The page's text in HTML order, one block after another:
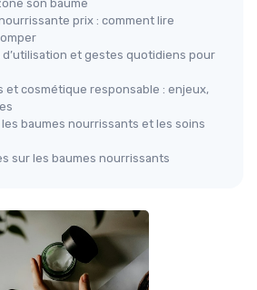
son baume
prix : comment lire
et gestes quotidiens pour
et cosmétique responsable : enjeux,
baumes nourrissants et les soins
sur les baumes nourrissants